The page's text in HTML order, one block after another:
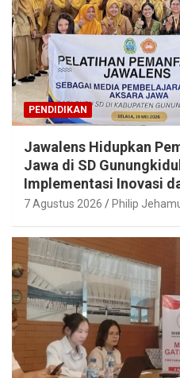
PENDIDIKAN
Jawalens Hidupkan
Jawa di SD
Implementasi Inovasi
7 Agustus 2026 Philip